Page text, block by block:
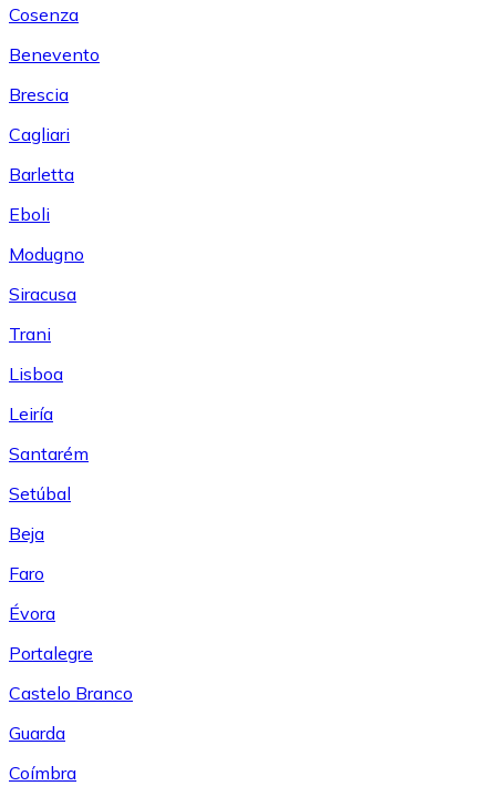
Cosenza
Benevento
Brescia
Cagliari
Barletta
Eboli
Modugno
Siracusa
Trani
Lisboa
Leiría
Santarém
Setúbal
Beja
Faro
Évora
Portalegre
Castelo Branco
Guarda
Coímbra